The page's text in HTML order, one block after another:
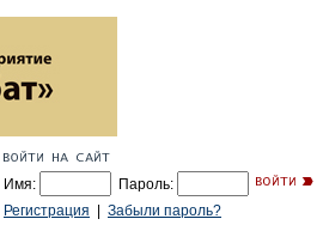
Имя:
Пароль:
Регистрация
Забыли пароль?